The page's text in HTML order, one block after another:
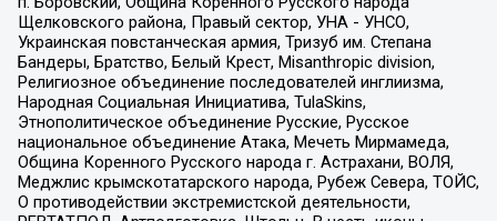
Щелковского района, Правый сектор, УНА - УНСО,
Украинская повстанческая армия, Тризуб им. Степана
Бандеры, Братство, Белый Крест, Misanthropic division,
Религиозное объединение последователей инглиизма,
Народная Социальная Инициатива, TulaSkins,
Этнополитическое объединение Русские, Русское
национальное объединение Атака, Мечеть Мирмамеда,
Община Коренного Русского народа г. Астрахани, ВОЛЯ,
Меджлис крымскотатарского народа, Рубеж Севера, ТОЙС,
О противодействии экстремистской деятельности,